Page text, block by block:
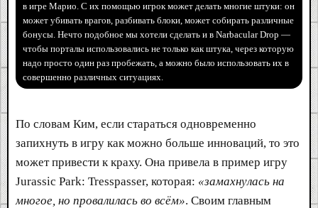
в игре Марио. С их помощью игрок может делать многие штуки: он
может убивать врагов, разбивать блоки, может собирать различные
бонусы. Нечто подобное мы хотели сделать и в Narbacular Drop —
чтобы порталы использовались не только как штука, через которую
надо просто один раз пробежать, а можно было использовать их в
совершенно различных ситуациях.
По словам Ким, если стараться одновременно
запихнуть в игру как можно больше инноваций, то это
может привести к краху. Она привела в пример игру
Jurassic Park: Tresspasser, которая: «замахнулась на
многое, но провалилась во всём». Своим главным